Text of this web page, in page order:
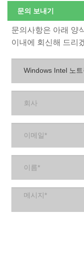
문의 보내기
문의사항은 아래 양
이내에 회신해 드리